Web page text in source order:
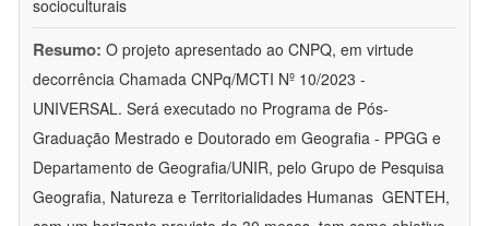
socioculturais
Resumo: O projeto apresentado ao CNPQ, em virtude
decorrência Chamada CNPq/MCTI Nº 10/2023 -
UNIVERSAL. Será executado no Programa de Pós-
Graduação Mestrado e Doutorado em Geografia - PPGG e
Departamento de Geografia/UNIR, pelo Grupo de Pesquisa
Geografia, Natureza e Territorialidades Humanas  GENTEH,